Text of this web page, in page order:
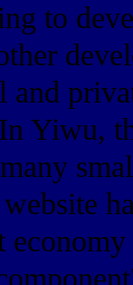
to
Yiwu,